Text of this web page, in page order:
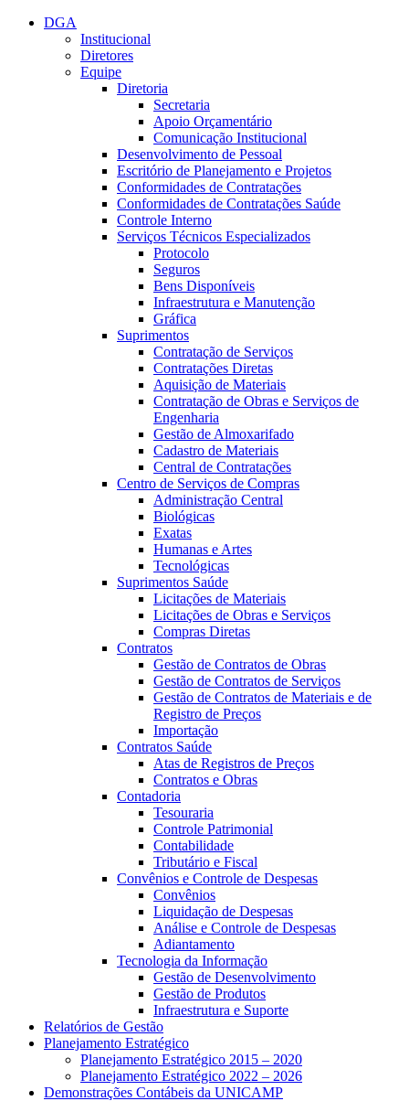
Conteúdo principal
DGA
Institucional
Diretores
Equipe
Diretoria
Secretaria
Apoio Orçamentário
Comunicação Institucional
Desenvolvimento de Pessoal
Escritório de Planejamento e Projetos
Conformidades de Contratações
Conformidades de Contratações Saúde
Controle Interno
Serviços Técnicos Especializados
Protocolo
Seguros
Bens Disponíveis
Infraestrutura e Manutenção
Gráfica
Suprimentos
Contratação de Serviços
Contratações Diretas
Aquisição de Materiais
Contratação de Obras e Serviços de
Engenharia
Gestão de Almoxarifado
Cadastro de Materiais
Central de Contratações
Centro de Serviços de Compras
Administração Central
Biológicas
Exatas
Humanas e Artes
Tecnológicas
Suprimentos Saúde
Licitações de Materiais
Licitações de Obras e Serviços
Compras Diretas
Contratos
Gestão de Contratos de Obras
Gestão de Contratos de Serviços
Gestão de Contratos de Materiais e de
Registro de Preços
Importação
Contratos Saúde
Atas de Registros de Preços
Contratos e Obras
Contadoria
Tesouraria
Controle Patrimonial
Contabilidade
Tributário e Fiscal
Convênios e Controle de Despesas
Convênios
Liquidação de Despesas
Análise e Controle de Despesas
Adiantamento
Tecnologia da Informação
Gestão de Desenvolvimento
Gestão de Produtos
Infraestrutura e Suporte
Relatórios de Gestão
Planejamento Estratégico
Planejamento Estratégico 2015 – 2020
Planejamento Estratégico 2022 – 2026
Demonstrações Contábeis da UNICAMP